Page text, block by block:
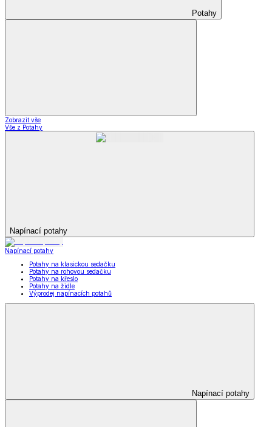
Potahy
Zobrazit vše
Vše z Potahy
Napínací potahy
Napínací potahy
Potahy na klasickou sedačku
Potahy na rohovou sedačku
Potahy na křeslo
Potahy na židle
Výprodej napínacích potahů
Napínací potahy